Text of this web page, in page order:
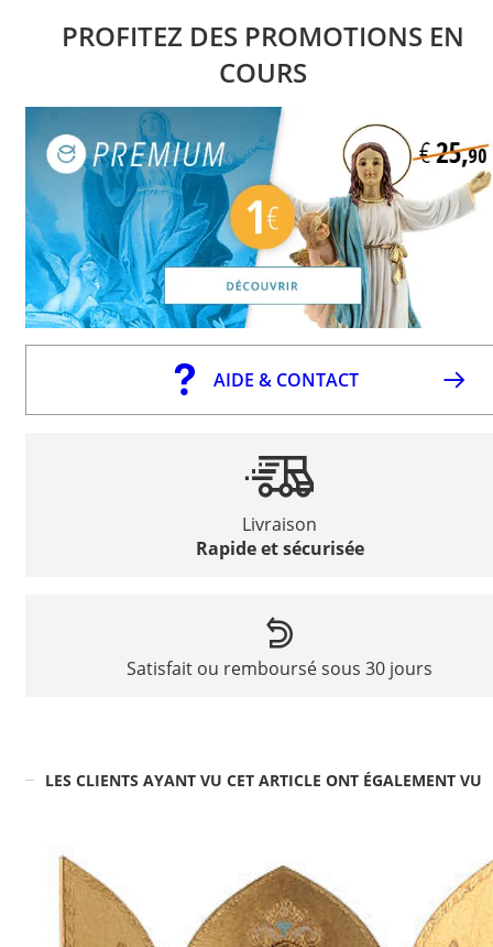
PROFITEZ DES PROMOTIONS EN
COURS
AIDE & CONTACT
Livraison
Rapide et sécurisée
Satisfait ou remboursé sous 30 jours
LES CLIENTS AYANT VU CET ARTICLE ONT ÉGALEMENT VU